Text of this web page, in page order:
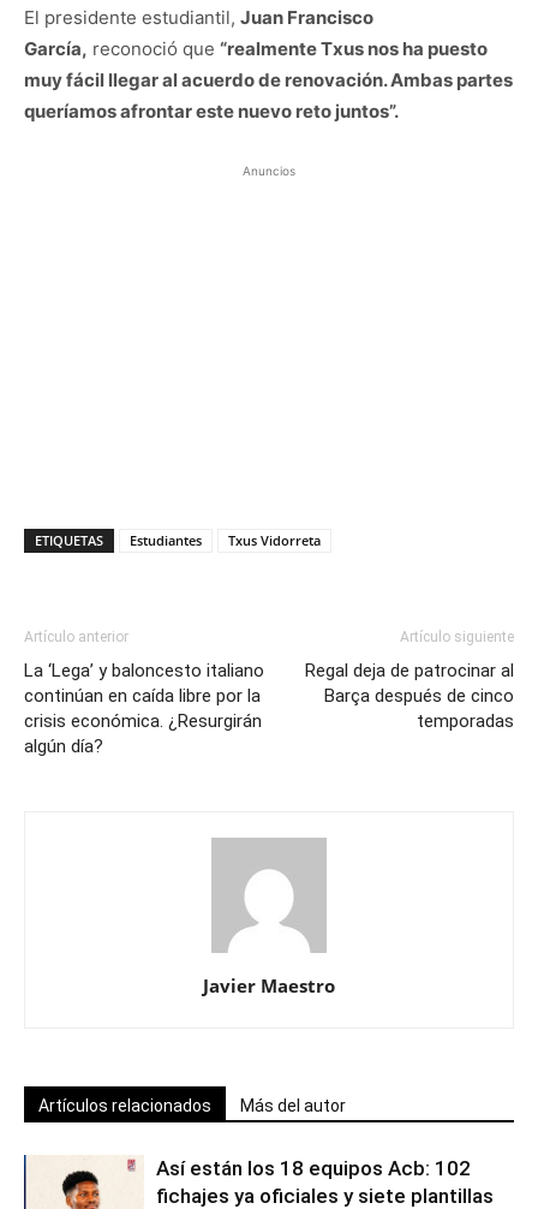
El presidente estudiantil, Juan Francisco
García, reconoció que “realmente Txus nos ha puesto
muy fácil llegar al acuerdo de renovación. Ambas partes
queríamos afrontar este nuevo reto juntos”.
Anuncios
ETIQUETAS Estudiantes Txus Vidorreta
Artículo anterior
La ‘Lega’ y baloncesto italiano
continúan en caída libre por la
crisis económica. ¿Resurgirán
algún día?
Artículo siguiente
Regal deja de patrocinar al
Barça después de cinco
temporadas
Javier Maestro
Artículos relacionados Más del autor
Así están los 18 equipos Acb: 102
fichajes ya oficiales y siete plantillas